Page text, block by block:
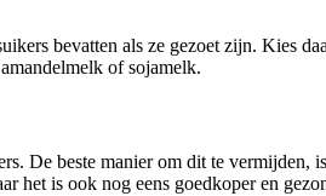
bevatten als ze gezoet zijn. Kies
of sojamelk.
De beste manier om dit te
het is ook nog eens goedkoper en